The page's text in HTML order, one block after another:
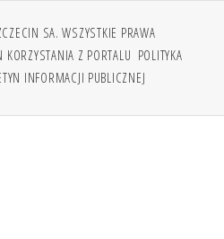
SA. WSZYSTKIE PRAWA
KORZYSTANIA Z PORTALU POLITYKA
INFORMACJI PUBLICZNEJ